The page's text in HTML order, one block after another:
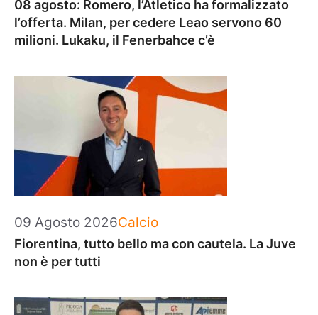
08 agosto: Romero, l’Atletico ha formalizzato
l’offerta. Milan, per cedere Leao servono 60
milioni. Lukaku, il Fenerbahce c’è
09 Agosto 2026Categorie
Calcio
Fiorentina, tutto bello ma con cautela. La Juve
non è per tutti